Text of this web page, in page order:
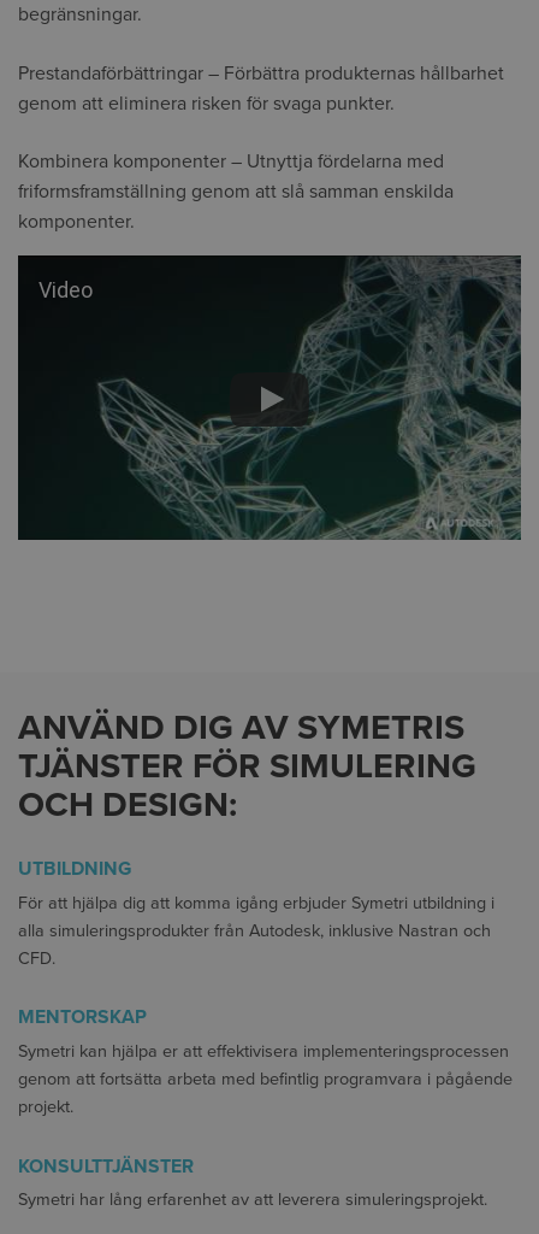
begränsningar.
Prestandaförbättringar – Förbättra produkternas hållbarhet
genom att eliminera risken för svaga punkter.
Kombinera komponenter – Utnyttja fördelarna med
friformsframställning genom att slå samman enskilda
komponenter.
Video
ANVÄND DIG AV SYMETRIS
TJÄNSTER FÖR SIMULERING
OCH DESIGN:
UTBILDNING
För att hjälpa dig att komma igång erbjuder Symetri utbildning i
alla simuleringsprodukter från Autodesk, inklusive Nastran och
CFD.
MENTORSKAP
Symetri kan hjälpa er att effektivisera implementeringsprocessen
genom att fortsätta arbeta med befintlig programvara i pågående
projekt.
KONSULTTJÄNSTER
Symetri har lång erfarenhet av att leverera simuleringsprojekt.